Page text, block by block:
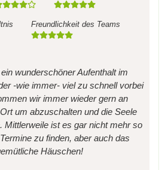
Freundlichkeit des Teams
wunderschöner Aufenthalt im
-wie immer- viel zu schnell vorbei
wir immer wieder gern an
um abzuschalten und die Seele
Mittlerweile ist es gar nicht mehr so
zu finden, aber auch das
Häuschen!